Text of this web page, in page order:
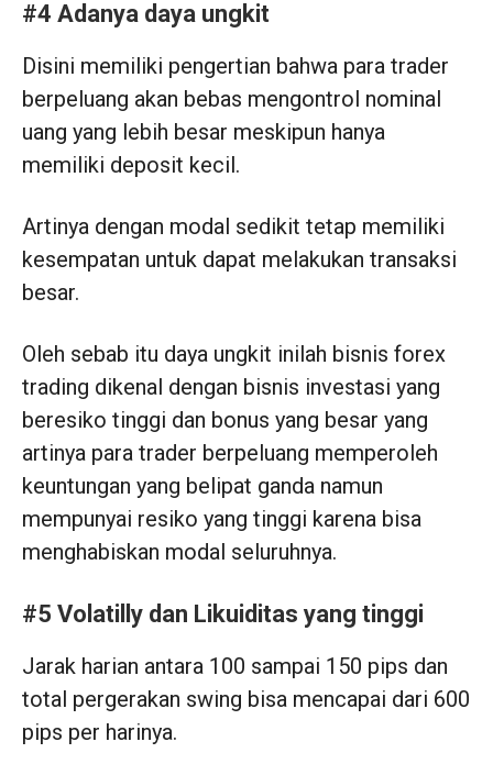
#4 Adanya daya ungkit
Disini memiliki pengertian bahwa para trader
berpeluang akan bebas mengontrol nominal
uang yang lebih besar meskipun hanya
memiliki deposit kecil.
Artinya dengan modal sedikit tetap memiliki
kesempatan untuk dapat melakukan transaksi
besar.
Oleh sebab itu daya ungkit inilah bisnis forex
trading dikenal dengan bisnis investasi yang
beresiko tinggi dan bonus yang besar yang
artinya para trader berpeluang memperoleh
keuntungan yang belipat ganda namun
mempunyai resiko yang tinggi karena bisa
menghabiskan modal seluruhnya.
#5 Volatilly dan Likuiditas yang tinggi
Jarak harian antara 100 sampai 150 pips dan
total pergerakan swing bisa mencapai dari 600
pips per harinya.